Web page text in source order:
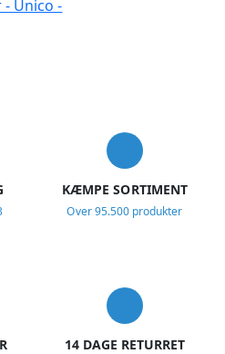
KÆMPE SORTIMENT
Over 95.500 produkter
14 DAGE RETURRET